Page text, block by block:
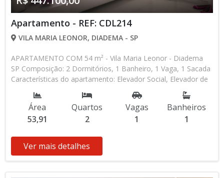
Apartamento - REF: CDL214
VILA MARIA LEONOR, DIADEMA - SP
APARTAMENTO COM 54 m² - Vila Maria Leonor - Diadema
SP Composição: 2 Dormitórios, 1 Banheiro, 1 Vaga, 1 Sacada
Características do apartamento: Elevador Social, Elevador de
Serviço Aceita Financiamento Bancário Lançamento, Pronto
para Morar * Os valores e disponibilidade podem ser
alterados sem prévio aviso. Favor verificar entrando em
contato com nossa equipe
Área
53,91
Quartos
2
Vagas
1
Banheiros
1
Ver mais detalhes